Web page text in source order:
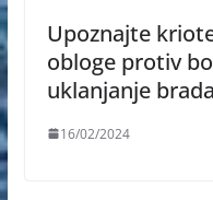
Upoznajte
obloge protiv
uklanjanje
16/02/2024